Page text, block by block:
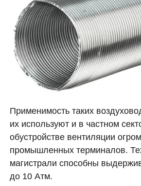
Применимость таких
их используют и в частном
обустройстве вентиляции
промышленных терминалов.
магистрали способны
до 10 Атм.